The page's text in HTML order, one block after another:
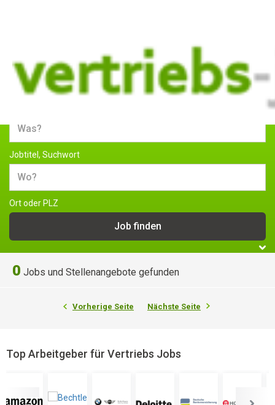
Jobs und Stellenangebote im
Vertrieb
Jobtitel, Suchwort
Ort oder PLZ
0 Jobs und Stellenangebote gefunden
Vorherige Seite Nächste Seite
Top Arbeitgeber für Vertriebs Jobs